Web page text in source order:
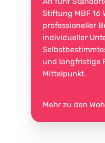
Stiftung MBF 16
professioneller
individueller
und langfristige
Mittelpunkt.
Mehr zu den